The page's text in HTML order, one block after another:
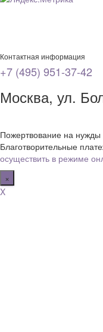
Контактная информация
+7 (495) 951-37-42
Москва, ул.
Пожертвование на
Благотворительные
осуществить в режиме
×
X